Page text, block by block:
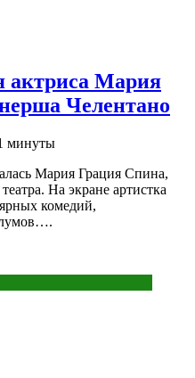
актриса Мария
Челентано
минуты
Мария Грация Спина,
На экране артистка
комедий,